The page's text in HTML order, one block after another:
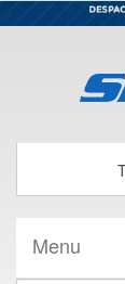
Menu